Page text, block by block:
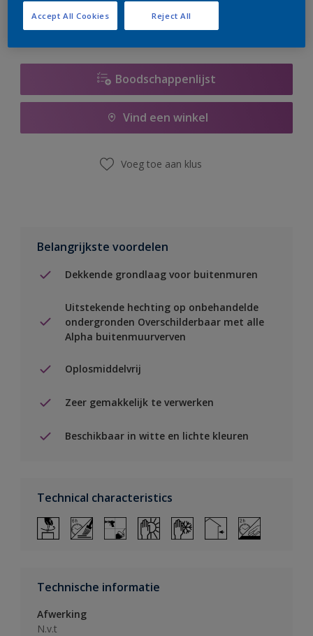
Boodschappenlijst
Vind een winkel
Voeg toe aan klus
Belangrijkste voordelen
Dekkende grondlaag voor buitenmuren
Uitstekende hechting op onbehandelde
ondergronden Overschilderbaar met alle
Alpha buitenmuurverven
Oplosmiddelvrij
Zeer gemakkelijk te verwerken
Beschikbaar in witte en lichte kleuren
Technical characteristics
Technische informatie
Afwerking
N.v.t
Reject All
Accept All Cookies